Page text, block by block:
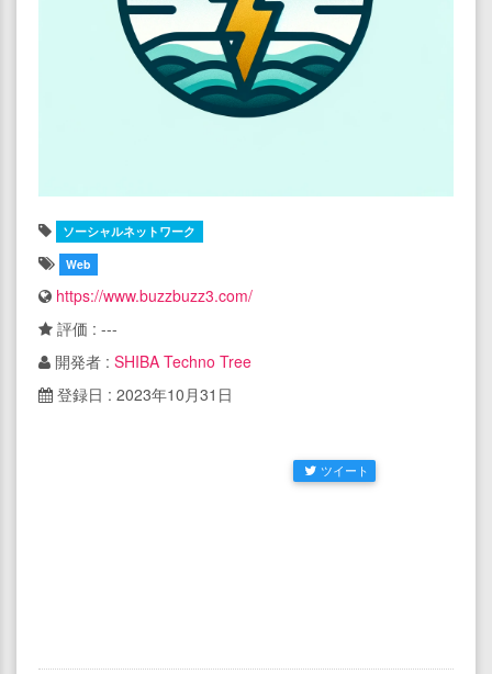
ソーシャルネットワーク
Web
https://www.buzzbuzz3.com/
評価 : ---
開発者 : SHIBA Techno Tree
登録日 : 2023年10月31日
ツイート